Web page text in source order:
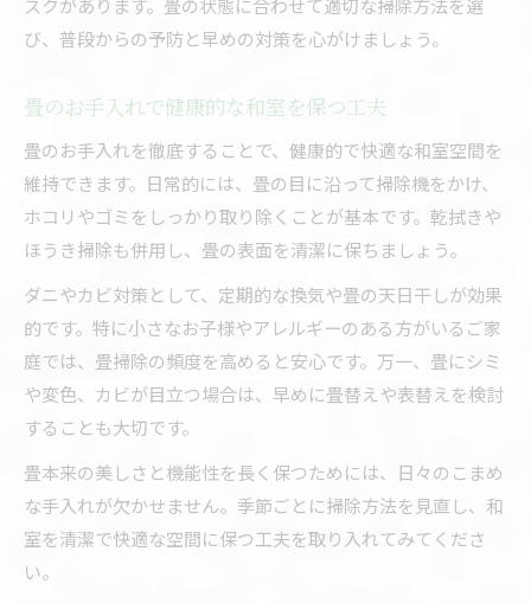
スクがあります。畳の状態に合わせて適切な掃除方法を選
び、普段からの予防と早めの対策を心がけましょう。
畳のお手入れで健康的な和室を保つ工夫
畳のお手入れを徹底することで、健康的で快適な和室空間を
維持できます。日常的には、畳の目に沿って掃除機をかけ、
ホコリやゴミをしっかり取り除くことが基本です。乾拭きや
ほうき掃除も併用し、畳の表面を清潔に保ちましょう。
ダニやカビ対策として、定期的な換気や畳の天日干しが効果
的です。特に小さなお子様やアレルギーのある方がいるご家
庭では、畳掃除の頻度を高めると安心です。万一、畳にシミ
や変色、カビが目立つ場合は、早めに畳替えや表替えを検討
することも大切です。
畳本来の美しさと機能性を長く保つためには、日々のこまめ
な手入れが欠かせません。季節ごとに掃除方法を見直し、和
室を清潔で快適な空間に保つ工夫を取り入れてみてくださ
い。